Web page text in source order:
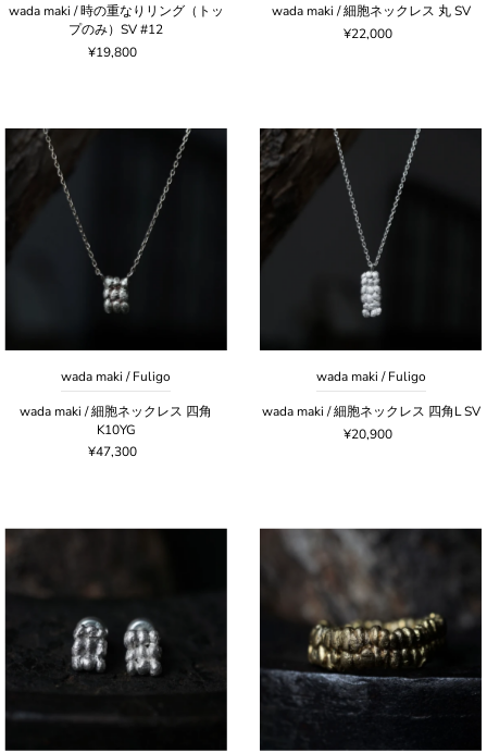
wada maki / 時の重なりリング（トッ
プのみ）SV #12
¥19,800
wada maki / 細胞ネックレス 丸 SV
¥22,000
wada maki / Fuligo
wada maki / 細胞ネックレス 四角
K10YG
¥47,300
wada maki / Fuligo
wada maki / 細胞ネックレス 四角L SV
¥20,900